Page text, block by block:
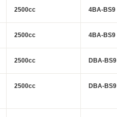
2500cc 4BA-BS9
2500cc 4BA-BS9
2500cc DBA-BS9
2500cc DBA-BS9